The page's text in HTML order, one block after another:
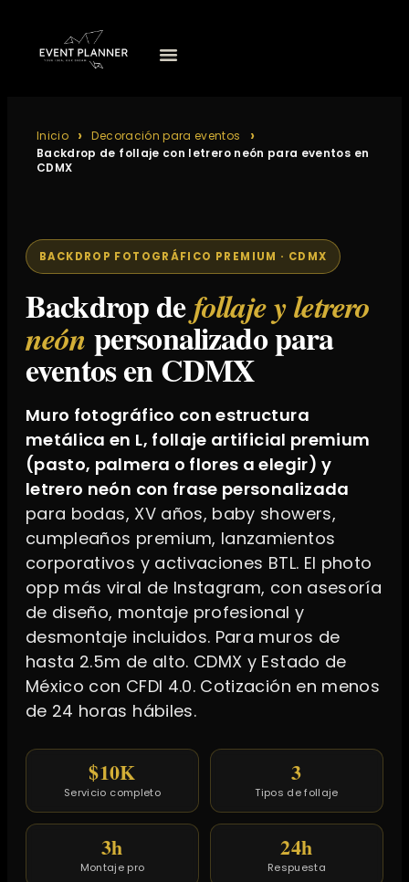
Inicio
Decoración para eventos
Backdrop de follaje con letrero neón para eventos en
CDMX
BACKDROP FOTOGRÁFICO PREMIUM · CDMX
Backdrop defollaje y letrero
neón personalizado para
eventos en CDMX
Muro fotográfico con estructura
metálica en L, follaje artificial premium
(pasto, palmera o flores a elegir) y
letrero neón con frase personalizada
para bodas, XV años, baby showers,
cumpleaños premium, lanzamientos
corporativos y activaciones BTL. El photo
opp más viral de Instagram, con asesoría
de diseño, montaje profesional y
desmontaje incluidos. Para muros de
hasta 2.5m de alto. CDMX y Estado de
México con CFDI 4.0. Cotización en menos
de 24 horas hábiles.
$10K
Servicio completo
3
Tipos de follaje
3h
Montaje pro
24h
Respuesta